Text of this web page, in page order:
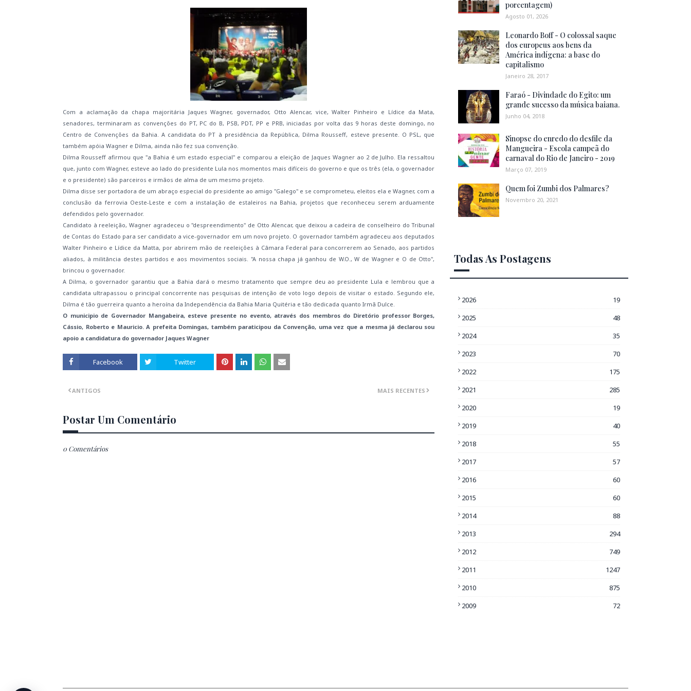
Com a aclamação da chapa majoritária Jaques Wagner, governador, Otto Alencar, vice, Walter Pinheiro e Lídice da Mata,
senadores, terminaram as convenções do PT, PC do B, PSB, PDT, PP e PRB, iniciadas por volta das 9 horas deste domingo, no
Centro de Convenções da Bahia. A candidata do PT à presidência da República, Dilma Rousseff, esteve presente. O PSL, que
também apóia Wagner e Dilma, ainda não fez sua convenção.
Dilma Rousseff afirmou que "a Bahia é um estado especial" e comparou a eleição de Jaques Wagner ao 2 de Julho. Ela ressaltou
que, junto com Wagner, esteve ao lado do presidente Lula nos momentos mais difíceis do governo e que os três (ela, o governador
e o presidente) são parceiros e irmãos de alma de um mesmo projeto.
Dilma disse ser portadora de um abraço especial do presidente ao amigo "Galego" e se comprometeu, eleitos ela e Wagner, com a
conclusão da ferrovia Oeste-Leste e com a instalação de estaleiros na Bahia, projetos que reconheceu serem arduamente
defendidos pelo governador.
Candidato à reeleição, Wagner agradeceu o "despreendimento" de Otto Alencar, que deixou a cadeira de conselheiro do Tribunal
de Contas do Estado para ser candidato a vice-governador em um novo projeto. O governador também agradeceu aos deputados
Walter Pinheiro e Lídice da Matta, por abrirem mão de reeleições à Câmara Federal para concorrerem ao Senado, aos partidos
aliados, à militância destes partidos e aos movimentos sociais. "A nossa chapa já ganhou de W.O., W de Wagner e O de Otto",
brincou o governador.
A Dilma, o governador garantiu que a Bahia dará o mesmo tratamento que sempre deu ao presidente Lula e lembrou que a
candidata ultrapassou o principal concorrente nas pesquisas de intenção de voto logo depois de visitar o estado. Segundo ele,
Dilma é tão guerreira quanto a heroína da Independência da Bahia Maria Quitéria e tão dedicada quanto Irmã Dulce.
O municipio de Governador Mangabeira, esteve presente no evento, através dos membros do Diretório professor Borges,
Cássio, Roberto e Mauricio. A prefeita Domingas, também paraticipou da Convenção, uma vez que a mesma já declarou sou
apoio a candidatura do governador Jaques Wagner
Facebook Twitter
MAIS RECENTES
ANTIGOS
Postar Um Comentário
0 Comentários
porcentagem)
Agosto 01, 2026
Leonardo Boff - O colossal saque
dos europeus aos bens da
América indígena: a base do
capitalismo
Janeiro 28, 2017
Faraó - Divindade do Egito: um
grande sucesso da música baiana.
Junho 04, 2018
Sinopse do enredo do desfile da
Mangueira - Escola campeã do
carnaval do Rio de Janeiro - 2019
Março 07, 2019
Quem foi Zumbi dos Palmares?
Novembro 20, 2021
Todas As Postagens
2026
19
2025
48
2024
35
2023
70
2022
175
2021
285
2020
19
2019
40
2018
55
2017
57
2016
60
2015
60
2014
88
2013
294
2012
749
2011
1247
2010
875
2009
72